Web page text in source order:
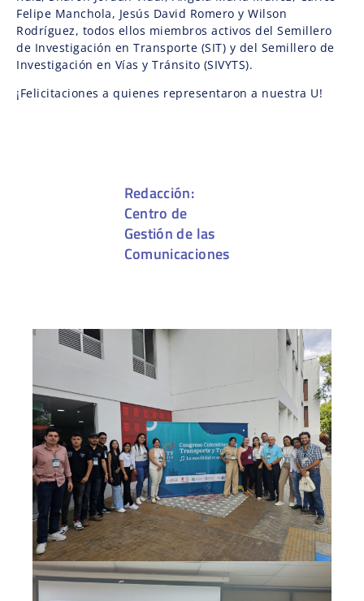
Felipe Manchola, Jesús David Romero y Wilson
Rodríguez, todos ellos miembros activos del Semillero
de Investigación en Transporte (SIT) y del Semillero de
Investigación en Vías y Tránsito (SIVYTS).
¡Felicitaciones a quienes representaron a nuestra U!
Redacción:
Centro de
Gestión de las
Comunicaciones